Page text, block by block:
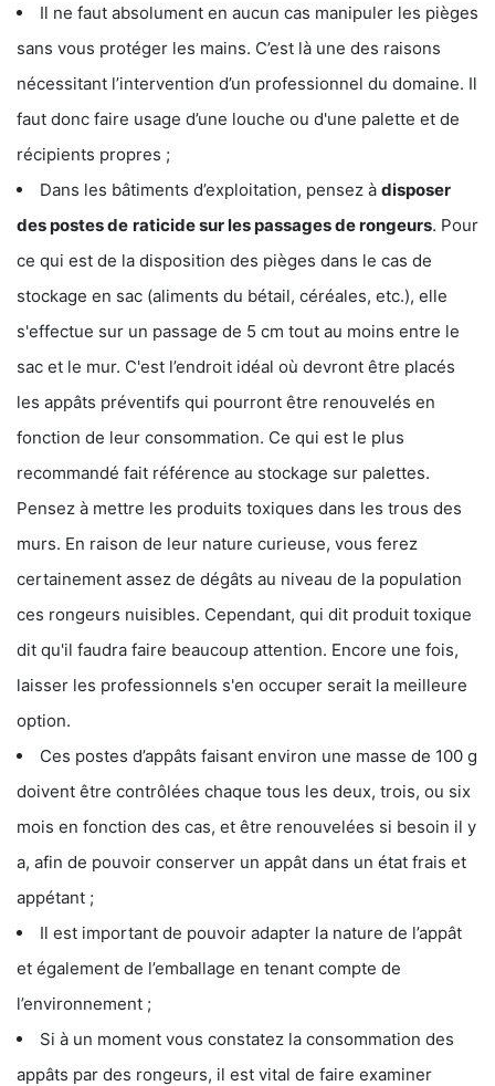
Il ne faut absolument en aucun cas manipuler les pièges
sans vous protéger les mains. C’est là une des raisons
nécessitant l’intervention d’un professionnel du domaine. Il
faut donc faire usage d’une louche ou d'une palette et de
récipients propres ;
Dans les bâtiments d’exploitation, pensez à disposer
des postes de raticide sur les passages de rongeurs. Pour
ce qui est de la disposition des pièges dans le cas de
stockage en sac (aliments du bétail, céréales, etc.), elle
s'effectue sur un passage de 5 cm tout au moins entre le
sac et le mur. C'est l’endroit idéal où devront être placés
les appâts préventifs qui pourront être renouvelés en
fonction de leur consommation. Ce qui est le plus
recommandé fait référence au stockage sur palettes.
Pensez à mettre les produits toxiques dans les trous des
murs. En raison de leur nature curieuse, vous ferez
certainement assez de dégâts au niveau de la population
ces rongeurs nuisibles. Cependant, qui dit produit toxique
dit qu'il faudra faire beaucoup attention. Encore une fois,
laisser les professionnels s'en occuper serait la meilleure
option.
Ces postes d’appâts faisant environ une masse de 100 g
doivent être contrôlées chaque tous les deux, trois, ou six
mois en fonction des cas, et être renouvelées si besoin il y
a, afin de pouvoir conserver un appât dans un état frais et
appétant ;
Il est important de pouvoir adapter la nature de l’appât
et également de l’emballage en tenant compte de
l’environnement ;
Si à un moment vous constatez la consommation des
appâts par des rongeurs, il est vital de faire examiner